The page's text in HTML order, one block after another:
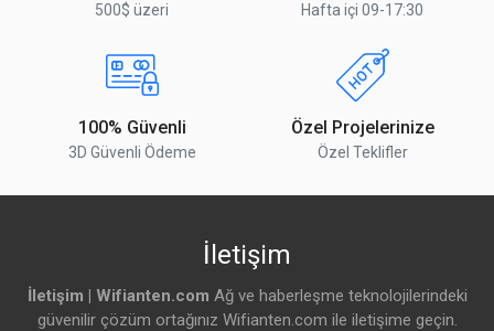
500$ üzeri Hafta içi 09-17:30
100% Güvenli
3D Güvenli Ödeme
Özel Projelerinize
Özel Teklifler
İletişim
İletişim | Wifianten.com Ağ ve haberleşme teknolojilerindeki
güvenilir çözüm ortağınız Wifianten.com ile iletişime geçin.